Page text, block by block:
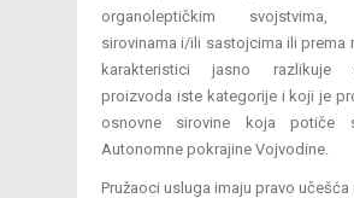
organoleptičkim svojstvima,
sirovinama i/ili sastojcima ili prema
karakteristici jasno razlikuje
proizvoda iste kategorije i koji je
osnovne sirovine koja potiče
Autonomne pokrajine Vojvodine.
Pružaoci usluga imaju pravo učešća